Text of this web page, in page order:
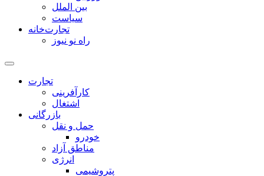
بین الملل
سیاست
تجارت‌خانه
راه نو نیوز
تجارت
کارآفرینی
اشتغال
بازرگانی
حمل و نقل
خودرو
مناطق آزاد
انرژی
پتروشیمی